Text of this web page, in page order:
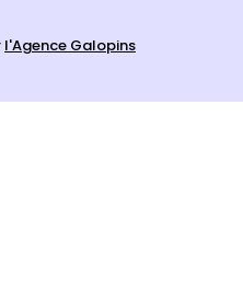
l'Agence Galopins